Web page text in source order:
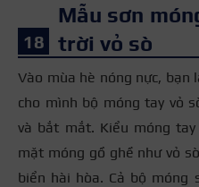
Mẫu sơn
trời vỏ sò
Vào mùa hè nóng nực, bạn
cho mình bộ móng tay vỏ
và bắt mắt. Kiểu móng
mặt móng gồ ghề như vỏ
biển hài hòa. Cả bộ móng